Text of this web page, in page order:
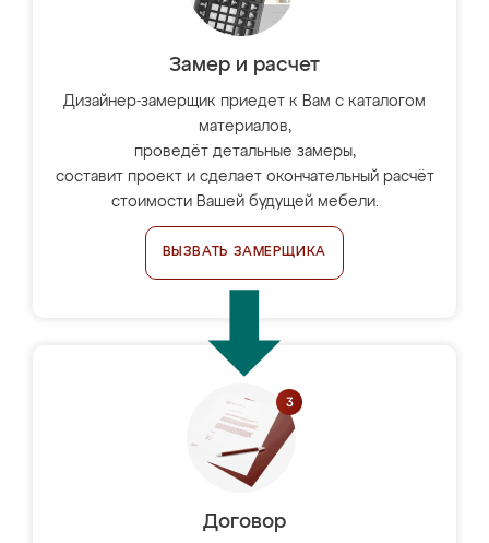
Замер и расчет
Дизайнер-замерщик приедет к Вам с каталогом
материалов,
проведёт детальные замеры,
составит проект и сделает окончательный расчёт
стоимости Вашей будущей мебели.
ВЫЗВАТЬ ЗАМЕРЩИКА
Договор